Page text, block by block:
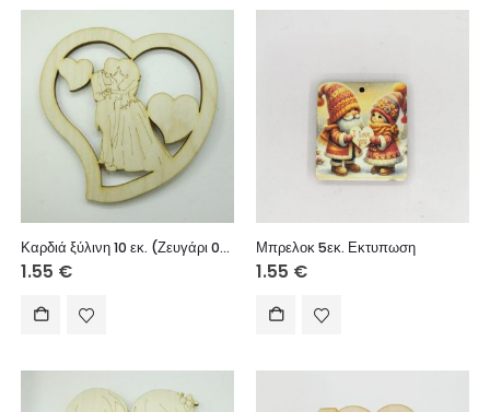
Καρδιά ξύλινη 10 εκ. (Ζευγάρι 04)
1.55 €
Μπρελοκ 5εκ. Εκτυπωση
1.55 €